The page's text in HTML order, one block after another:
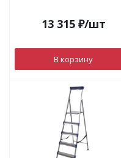
13 315₽/шт
В корзину